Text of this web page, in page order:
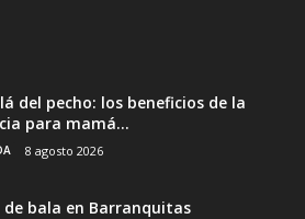
del pecho: los beneficios de la
para mamá...
8 agosto 2026
de bala en Barranquitas